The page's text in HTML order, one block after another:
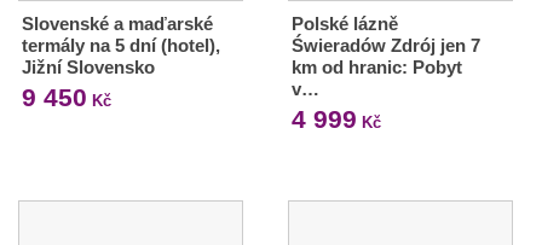
Slovenské a maďarské
termály na 5 dní (hotel),
Jižní Slovensko
9 450 Kč
Polské lázně
Świeradów Zdrój jen 7
km od hranic: Pobyt
v…
4 999 Kč